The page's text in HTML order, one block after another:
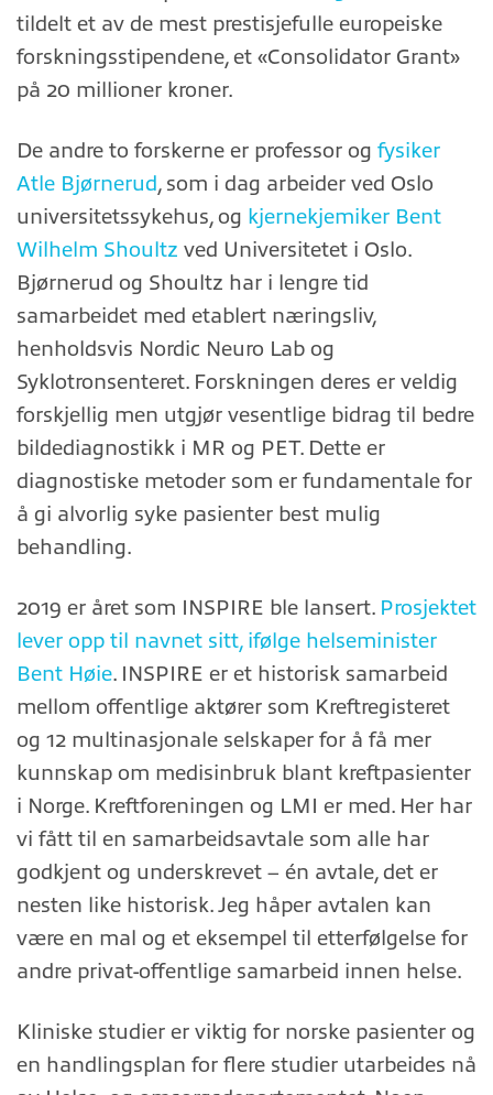
tildelt et av de mest prestisjefulle europeiske
forskningsstipendene, et «Consolidator Grant»
på 20 millioner kroner.
De andre to forskerne er professor og fysiker
Atle Bjørnerud, som i dag arbeider ved Oslo
universitetssykehus, og kjernekjemiker Bent
Wilhelm Shoultz ved Universitetet i Oslo.
Bjørnerud og Shoultz har i lengre tid
samarbeidet med etablert næringsliv,
henholdsvis Nordic Neuro Lab og
Syklotronsenteret. Forskningen deres er veldig
forskjellig men utgjør vesentlige bidrag til bedre
bildediagnostikk i MR og PET. Dette er
diagnostiske metoder som er fundamentale for
å gi alvorlig syke pasienter best mulig
behandling.
2019 er året som INSPIRE ble lansert.Prosjektet
lever opp til navnet sitt, ifølge helseminister
Bent Høie. INSPIRE er et historisk samarbeid
mellom offentlige aktører som Kreftregisteret
og 12 multinasjonale selskaper for å få mer
kunnskap om medisinbruk blant kreftpasienter
i Norge. Kreftforeningen og LMI er med. Her har
vi fått til en samarbeidsavtale som alle har
godkjent og underskrevet – én avtale, det er
nesten like historisk. Jeg håper avtalen kan
være en mal og et eksempel til etterfølgelse for
andre privat-offentlige samarbeid innen helse.
Kliniske studier er viktig for norske pasienter og
en handlingsplan for flere studier utarbeides nå